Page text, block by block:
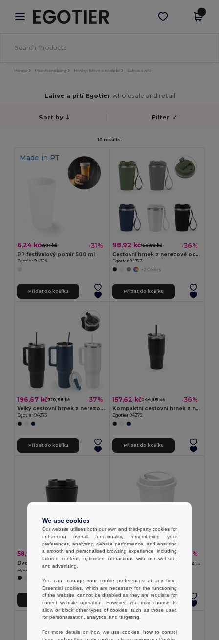
× Aplikace Egotier
Lepší ceny v aplikaci!
Stáhnout app
Home Merchandising Hrnky, lahve a nádobí Lahve a pití
Lahve a pití Egotier wholesale and retail
Sort by Filter ✓
10 results.
Made in PT
6,24 kč9,01 kč -31%
PP festivalový pohár 500 ml
Egotier 94324
Přidat do košíku
98,92 kč153,92 kč -36%
Cestovní hrnek z nerezové oceli (90 % rSS) s dvojitou stěnou a matným povrchem 460 ml
Egotier 94377
+2 Colors
Přidat do košíku
196,67 kč310,38 kč -37%
Velký cestovní hrnek z nerezové oceli (91 % recyklovaný) s vakuově izolovanou dvojitou stěnou a matným povrchem 1300 ml
Egotier 94373
Přidat do košíku
157,62 kč244,98 kč -36%
Kompaktní cestovní hrnek z nerezové oceli (91 % recyklovaný) s vakuově izolovanou dvojitou stěnou a matným povrchem 600 ml
Egotier 94372
Přidat do košíku
58,24 kč71,18 kč -18%
Egotier 94386
24,27 kč32,82 kč -26%
Jednostěnný cestovní hrnek z PP
Přidat do košíku
We use cookies
Our website utilises both our own and third-party cookies for
enhancing overall functionality, remembering your
preferences, analysing website performance, and ensuring
a smooth and personalised browsing experience, including
tailored content, optimised interactions with our website,
and advertising.
You can manage your cookie preferences at any time.
Essential cookies, which are necessary for the functioning
of the website, cannot be disabled as they are requisite for
correct website operation. However, you may choose to
allow or block other types of cookies, such as those used
for personalisation, analytics, and targeting.
For more details on how we use cookies, how to control